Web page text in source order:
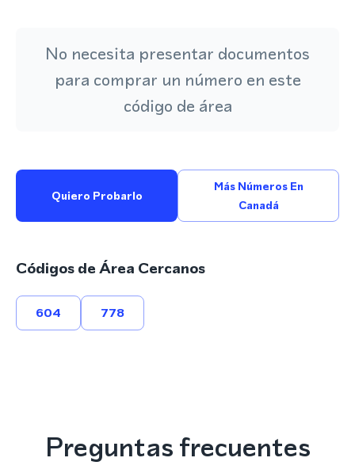
No necesita presentar documentos
para comprar un número en este
código de área
Quiero Probarlo
Más Números En
Canadá
Códigos de Área Cercanos
604 778
Preguntas frecuentes